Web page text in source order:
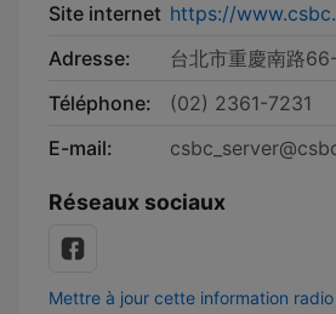
Site internet https://
Adresse:
台北市重慶南路
Téléphone:
(02) 2361-7231
E-mail:
Réseaux sociaux
Mettre à jour cette information radio